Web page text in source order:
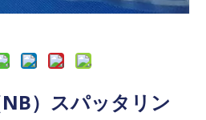
）スパッタリン